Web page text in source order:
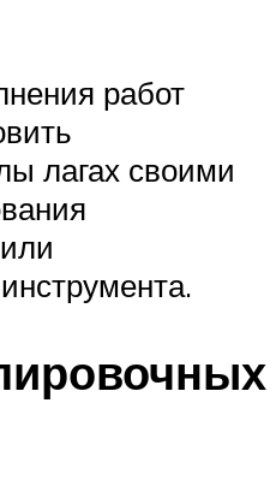
работ
лагах своими